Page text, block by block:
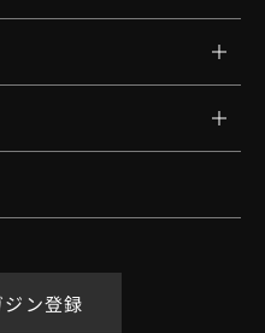
ン登録